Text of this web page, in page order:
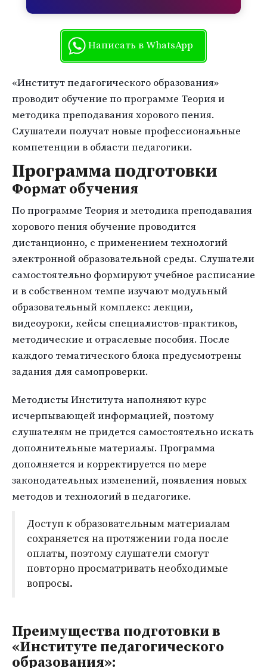
Написать в WhatsApp
«Институт педагогического образования»
проводит обучение по программе Теория и
методика преподавания хорового пения.
Слушатели получат новые профессиональные
компетенции в области педагогики.
Программа подготовки
Формат обучения
По программе Теория и методика преподавания
хорового пения обучение проводится
дистанционно, с применением технологий
электронной образовательной среды. Слушатели
самостоятельно формируют учебное расписание
и в собственном темпе изучают модульный
образовательный комплекс: лекции,
видеоуроки, кейсы специалистов-практиков,
методические и отраслевые пособия. После
каждого тематического блока предусмотрены
задания для самопроверки.
Методисты Института наполняют курс
исчерпывающей информацией, поэтому
слушателям не придется самостоятельно искать
дополнительные материалы. Программа
дополняется и корректируется по мере
законодательных изменений, появления новых
методов и технологий в педагогике.
Доступ к образовательным материалам
сохраняется на протяжении года после
оплаты, поэтому слушатели смогут
повторно просматривать необходимые
вопросы.
Преимущества подготовки в
«Институте педагогического
образования»: